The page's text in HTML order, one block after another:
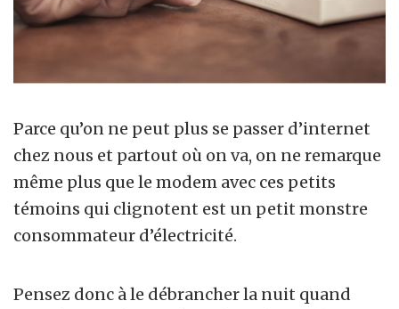
Parce qu’on ne peut plus se passer d’internet
chez nous et partout où on va, on ne remarque
même plus que le modem avec ces petits
témoins qui clignotent est un petit monstre
consommateur d’électricité.
Pensez donc à le débrancher la nuit quand